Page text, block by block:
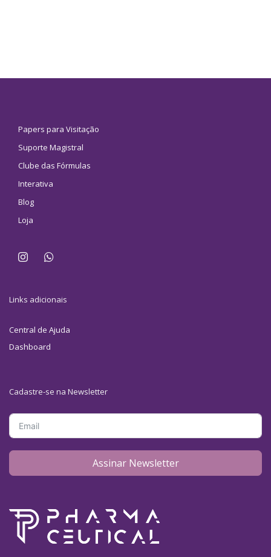
Papers para Visitação
Suporte Magistral
Clube das Fórmulas
Interativa
Blog
Loja
Links adicionais
Central de Ajuda
Dashboard
Cadastre-se na Newsletter
Assinar Newsletter